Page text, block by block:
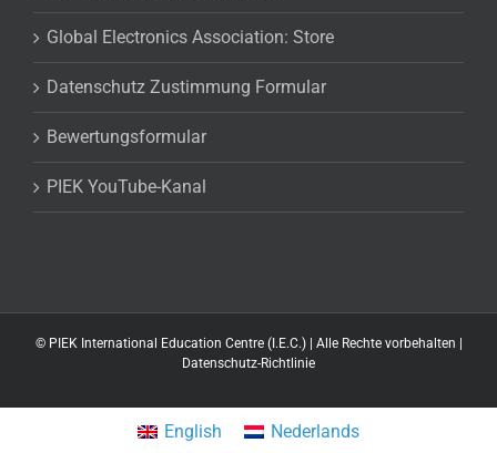
Global Electronics Association: Store
Datenschutz Zustimmung Formular
Bewertungsformular
PIEK YouTube-Kanal
©PIEK International Education Centre (I.E.C.) | Alle Rechte vorbehalten |
Datenschutz-Richtlinie
English Nederlands